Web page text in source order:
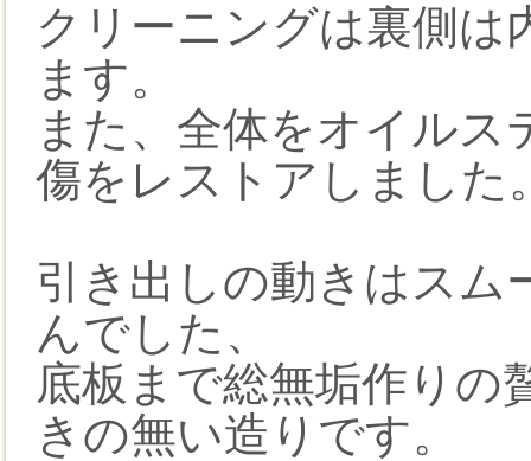
クリーニングは裏側は
ます。
また、全体をオイル
傷をレストアしました
引き出しの動きはスム
んでした、
底板まで総無垢作りの
きの無い造りです。